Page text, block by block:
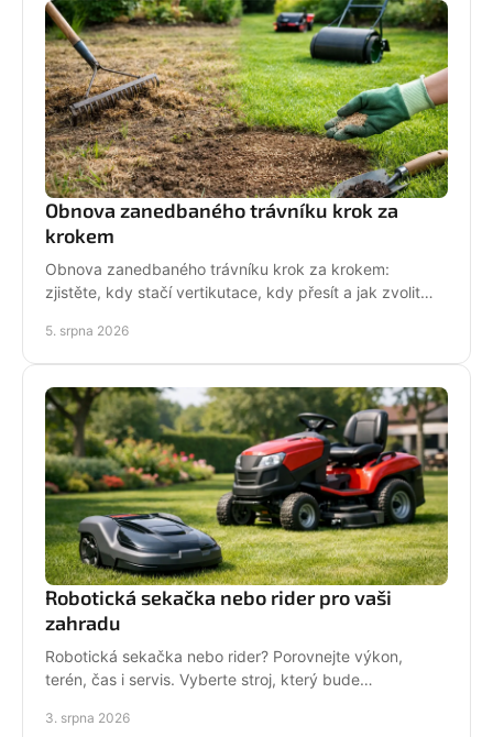
Obnova zanedbaného trávníku krok za
krokem
Obnova zanedbaného trávníku krok za krokem:
zjistěte, kdy stačí vertikutace, kdy přesít a jak zvolit
chyb
5. srpna 2026
Robotická sekačka nebo rider pro vaši
zahradu
Robotická sekačka nebo rider? Porovnejte výkon,
terén, čas i servis. Vyberte stroj, který bude
sezónu.
3. srpna 2026